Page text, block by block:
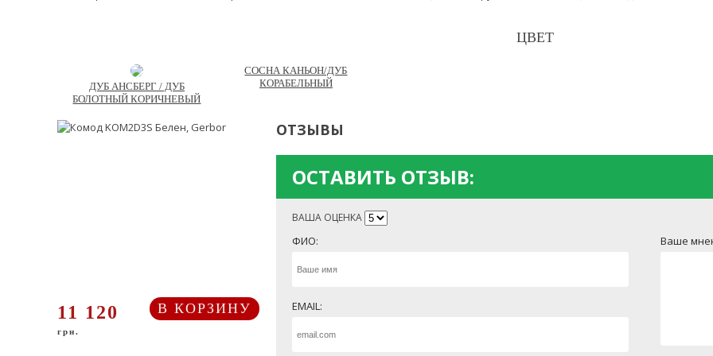
ЦВЕТ
ДУБ АНСБЕРГ / ДУБ
БОЛОТНЫЙ КОРИЧНЕВЫЙ
СОСНА КАНЬОН/ДУБ
КОРАБЕЛЬНЫЙ
11 120
грн.
В КОРЗИНУ
ОТЗЫВЫ
ОСТАВИТЬ ОТЗЫВ:
ВАША ОЦЕНКА
ФИО:
EMAIL:
Ваше